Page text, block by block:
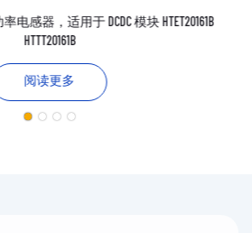
电感器，适用于 DCDC 模块 HTET20161B
HTTT20161B
阅读更多